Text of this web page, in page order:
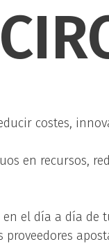
costes,
en recursos,
el día a día de